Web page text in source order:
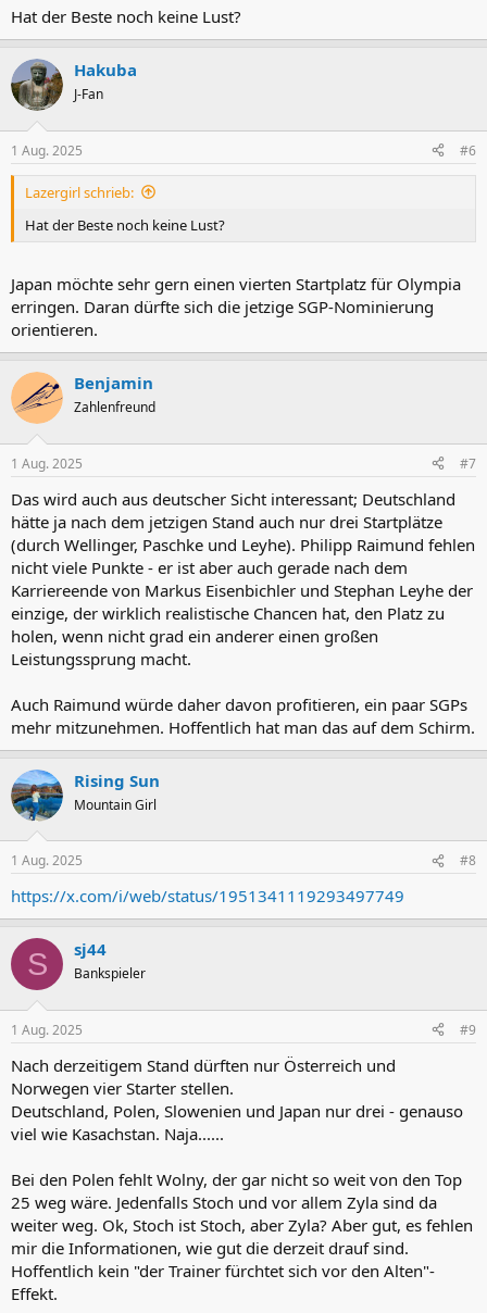
:
Hat der Beste noch keine Lust?
Hakuba
J-Fan
1 Aug. 2025 #6
Lazergirl schrieb:
Hat der Beste noch keine Lust?
Japan möchte sehr gern einen vierten Startplatz für Olympia
erringen. Daran dürfte sich die jetzige SGP-Nominierung
orientieren.
Benjamin
Zahlenfreund
1 Aug. 2025 #7
Das wird auch aus deutscher Sicht interessant; Deutschland
hätte ja nach dem jetzigen Stand auch nur drei Startplätze
(durch Wellinger, Paschke und Leyhe). Philipp Raimund fehlen
nicht viele Punkte - er ist aber auch gerade nach dem
Karriereende von Markus Eisenbichler und Stephan Leyhe der
einzige, der wirklich realistische Chancen hat, den Platz zu
holen, wenn nicht grad ein anderer einen großen
Leistungssprung macht.
Auch Raimund würde daher davon profitieren, ein paar SGPs
mehr mitzunehmen. Hoffentlich hat man das auf dem Schirm.
Rising Sun
Mountain Girl
1 Aug. 2025 #8
https://x.com/i/web/status/1951341119293497749
S sj44
Bankspieler
1 Aug. 2025 #9
Nach derzeitigem Stand dürften nur Österreich und
Norwegen vier Starter stellen.
Deutschland, Polen, Slowenien und Japan nur drei - genauso
viel wie Kasachstan. Naja......
Bei den Polen fehlt Wolny, der gar nicht so weit von den Top
25 weg wäre. Jedenfalls Stoch und vor allem Zyla sind da
weiter weg. Ok, Stoch ist Stoch, aber Zyla? Aber gut, es fehlen
mir die Informationen, wie gut die derzeit drauf sind.
Hoffentlich kein "der Trainer fürchtet sich vor den Alten"-
Effekt.